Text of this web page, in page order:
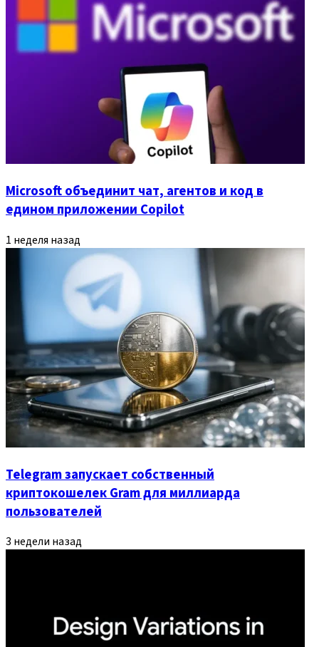
Microsoft объединит чат, агентов и код в
едином приложении Copilot
1 неделя назад
Telegram запускает собственный
криптокошелек Gram для миллиарда
пользователей
3 недели назад